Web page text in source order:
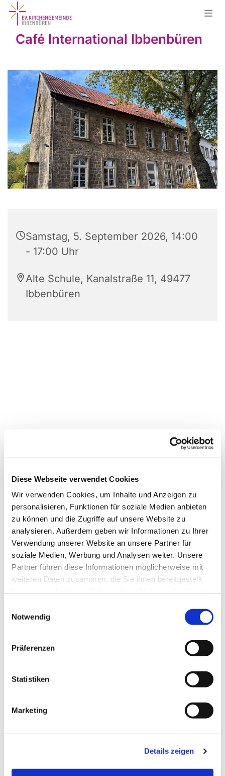
Diese Webseite verwendet Cookies
Wir verwenden Cookies, um Inhalte und Anzeigen zu
personalisieren, Funktionen für soziale Medien anbieten
zu können und die Zugriffe auf unsere Website zu
analysieren. Außerdem geben wir Informationen zu Ihrer
Verwendung unserer Website an unsere Partner für
soziale Medien, Werbung und Analysen weiter. Unsere
Partner führen diese Informationen möglicherweise mit
weiteren Daten zusammen, die Sie ihnen bereitgestellt
Notwendig
Präferenzen
Statistiken
Marketing
Details zeigen
Café International Ibbenbüren
Samstag, 5. September 2026, 14:00
- 17:00 Uhr
Alte Schule, Kanalstraße 11, 49477
Ibbenbüren
Dies könnte Sie auch
interessieren